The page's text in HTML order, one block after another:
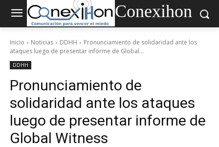
Conexihon
Inicio Noticias DDHH
Pronunciamiento de solidaridad ante los
ataques luego de presentar informe de Global...
DDHH
Pronunciamiento de
solidaridad ante los ataques
luego de presentar informe de
Global Witness